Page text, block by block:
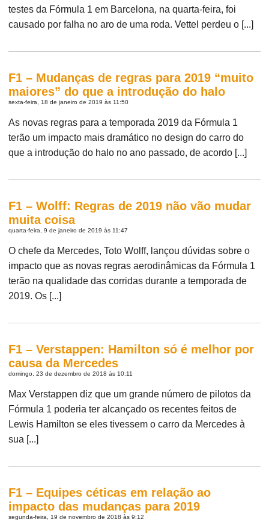
testes da Fórmula 1 em Barcelona, na quarta-feira, foi
causado por falha no aro de uma roda. Vettel perdeu o [...]
F1 – Mudanças de regras para 2019 “muito
maiores” do que a introdução do halo
sexta-feira, 18 de janeiro de 2019 às 11:50
As novas regras para a temporada 2019 da Fórmula 1
terão um impacto mais dramático no design do carro do
que a introdução do halo no ano passado, de acordo [...]
F1 – Wolff: Regras de 2019 não vão mudar
muita coisa
quarta-feira, 9 de janeiro de 2019 às 11:47
O chefe da Mercedes, Toto Wolff, lançou dúvidas sobre o
impacto que as novas regras aerodinâmicas da Fórmula 1
terão na qualidade das corridas durante a temporada de
2019. Os [...]
F1 – Verstappen: Hamilton só é melhor por
causa da Mercedes
domingo, 23 de dezembro de 2018 às 10:11
Max Verstappen diz que um grande número de pilotos da
Fórmula 1 poderia ter alcançado os recentes feitos de
Lewis Hamilton se eles tivessem o carro da Mercedes à
sua [...]
F1 – Equipes céticas em relação ao
impacto das mudanças para 2019
segunda-feira, 19 de novembro de 2018 às 9:12